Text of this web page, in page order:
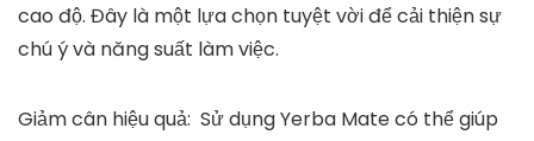
cao độ. Đây là một lựa chọn tuyệt vời để cải thiện sự
chú ý và năng suất làm việc.
Giảm cân hiệu quả: Sử dụng Yerba Mate có thể giúp